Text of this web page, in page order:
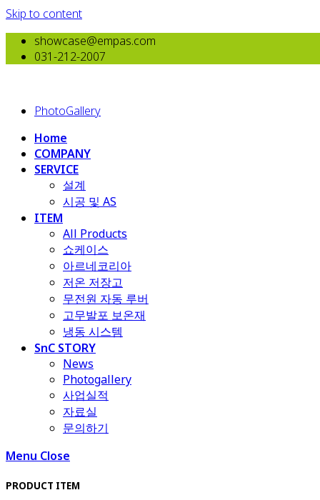
Skip to content
showcase@empas.com
031-212-2007
PhotoGallery
Home
COMPANY
SERVICE
설계
시공 및 AS
ITEM
All Products
​쇼케이스
아르네코리아
저온 저장고
무전원 자동 루버
고무발포 보온재
냉동 시스템
SnC STORY
News
Photogallery
사업실적
자료실
문의하기
Menu Close
PRODUCT ITEM